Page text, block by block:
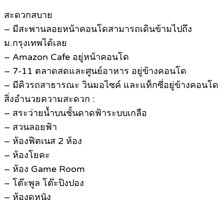
สะดวกสบาย
– มีสะพานลอยหน้าคอนโดสามารถเดินข้ามไปถึง
ม.กรุงเทพได้เลย
– Amazon Cafe อยู่หน้าคอนโด
– 7-11 ตลาดสดและศูนย์อาหาร อยู่ข้างคอนโด
– มีคิวรถสาธารณะ วินมอไซค์ และแท็กซี่อยู่ข้างคอนโด
สิ่งอำนวยความสะดวก :
– สระว่ายน้ำบนชั้นดาดฟ้าระบบเกลือ
– สวนลอยฟ้า
– ห้องฟิตเนส 2 ห้อง
– ห้องโยคะ
– ห้อง Game Room
– โต๊ะพูล โต๊ะปิงปอง
– ห้องดูหนัง